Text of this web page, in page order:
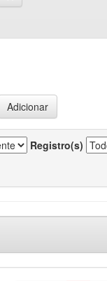
Registro(s)